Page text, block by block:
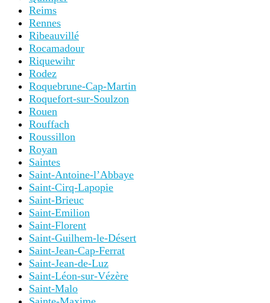
Reims
Rennes
Ribeauvillé
Rocamadour
Riquewihr
Rodez
Roquebrune-Cap-Martin
Roquefort-sur-Soulzon
Rouen
Rouffach
Roussillon
Royan
Saintes
Saint-Antoine-l’Abbaye
Saint-Cirq-Lapopie
Saint-Brieuc
Saint-Emilion
Saint-Florent
Saint-Guilhem-le-Désert
Saint-Jean-Cap-Ferrat
Saint-Jean-de-Luz
Saint-Léon-sur-Vézère
Saint-Malo